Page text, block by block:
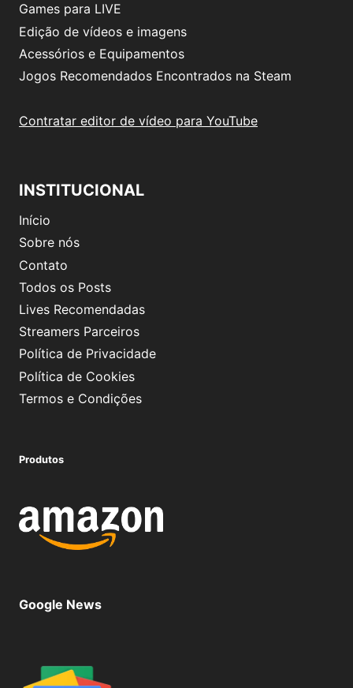
Games para LIVE
Edição de vídeos e imagens
Acessórios e Equipamentos
Jogos Recomendados Encontrados na Steam
Contratar editor de vídeo para YouTube
INSTITUCIONAL
Início
Sobre nós
Contato
Todos os Posts
Lives Recomendadas
Streamers Parceiros
Política de Privacidade
Política de Cookies
Termos e Condições
Produtos
Google News